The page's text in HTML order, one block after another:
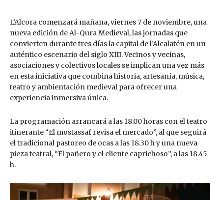
L’Alcora comenzará mañana, viernes 7 de noviembre, una
nueva edición de Al-Qura Medieval, las jornadas que
convierten durante tres días la capital de l’Alcalatén en un
auténtico escenario del siglo XIII. Vecinos y vecinas,
asociaciones y colectivos locales se implican una vez más
en esta iniciativa que combina historia, artesanía, música,
teatro y ambientación medieval para ofrecer una
experiencia inmersiva única.
La programación arrancará a las 18.00 horas con el teatro
itinerante “El mostassaf revisa el mercado”, al que seguirá
el tradicional pastoreo de ocas a las 18.30 h y una nueva
pieza teatral, “El pañero y el cliente caprichoso”, a las 18.45
h.